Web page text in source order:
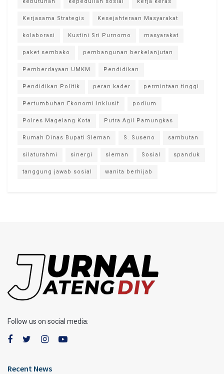
Kerjasama Strategis Kesejahteraan Masyarakat
kolaborasi Kustini Sri Purnomo masyarakat
paket sembako pembangunan berkelanjutan
Pemberdayaan UMKM Pendidikan
Pendidikan Politik peran kader permintaan tinggi
Pertumbuhan Ekonomi Inklusif podium
Polres Magelang Kota Putra Agil Pamungkas
Rumah Dinas Bupati Sleman S. Suseno sambutan
silaturahmi sinergi sleman Sosial spanduk
tanggung jawab sosial wanita berhijab
Follow us on social media:
Recent News